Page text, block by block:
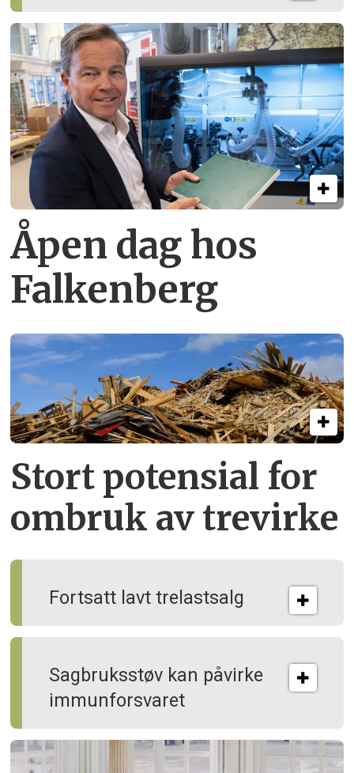
Åpen dag hos
Falkenberg
Stort potensial for
ombruk av tre­virke
Fortsatt lavt trelastsalg
Sagbruksstøv kan på­virke
immun­forsvaret